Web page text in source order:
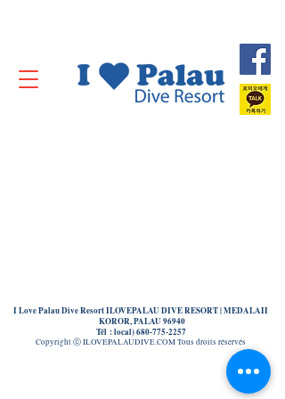
I Love Palau Dive Resort ILOVEPALAU DIVE RESORT | MEDALAII
KOROR, PALAU 96940
Tél : local)680-775-2257
Copyright ⓒ ILOVEPALAUDIVE.COM Tous droits réservés